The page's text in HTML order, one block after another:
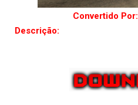
Convertido Por:
Descrição: